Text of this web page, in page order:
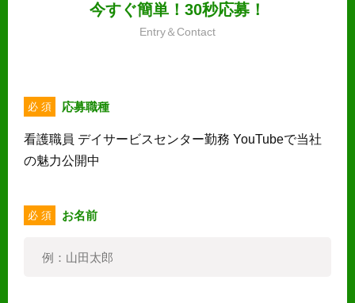
今すぐ簡単！30秒応募！
Entry＆Contact
必 須 応募職種
看護職員 デイサービスセンター勤務 YouTubeで当社
の魅力公開中
必 須 お名前